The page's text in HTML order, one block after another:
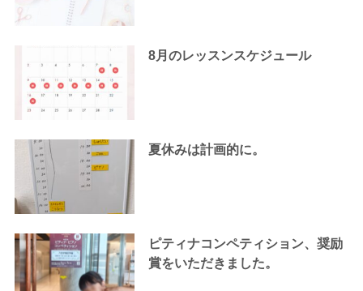
8月のレッスンスケジュール
夏休みは計画的に。
ピティナコンペティション、奨励
賞をいただきました。